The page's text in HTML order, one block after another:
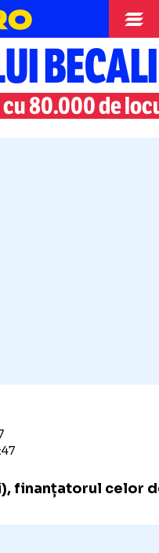
BECALI
80.000 de
finanțatorul celor